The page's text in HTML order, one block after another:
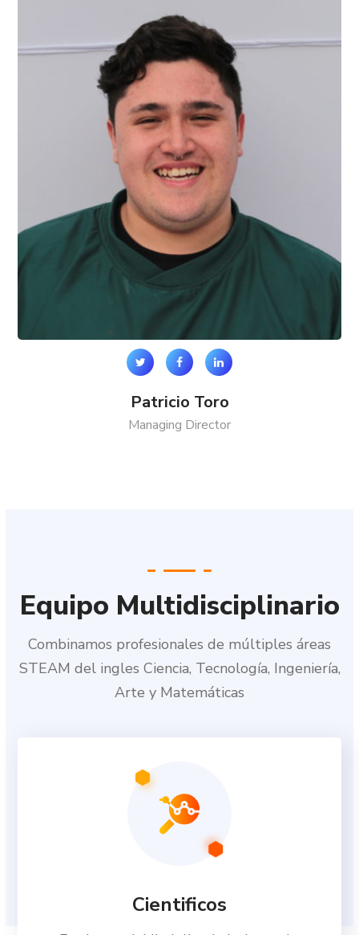
Patricio Toro
Managing Director
Equipo Multidisciplinario
Combinamos profesionales de múltiples áreas
STEAM del ingles Ciencia, Tecnología, Ingeniería,
Arte y Matemáticas
Cientificos